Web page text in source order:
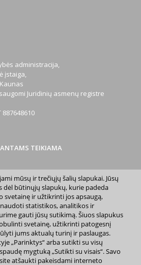
administracija,
įstaiga,
Juridinių asmenų registre
887648610
TEIKIAMA
Kopijuoti ir platinti
be autorių sutikimo draudžiama.
mūsų ir trečiųjų šalių slapukai. Jūsų
dėl būtinųjų slapukų, kurie padeda
ir užtikrinti jos apsaugą,
statistikos, analitikos ir
gauti jūsų sutikimą. Šiuos slapukus
svetainę, užtikrinti patogesnį
jums aktualų turinį ir paslaugas.
„Parinktys“ arba sutikti su visų
mygtuką „Sutikti su visais“. Savo
atšaukti pakeisdami interneto